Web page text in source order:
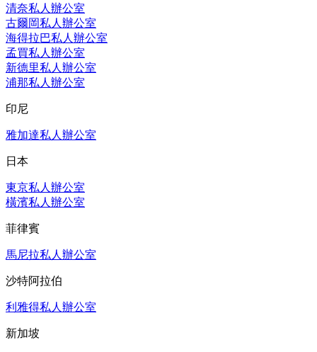
清奈私人辦公室
古爾岡私人辦公室
海得拉巴私人辦公室
孟買私人辦公室
新德里私人辦公室
浦那私人辦公室
印尼
雅加達私人辦公室
日本
東京私人辦公室
橫濱私人辦公室
菲律賓
馬尼拉私人辦公室
沙特阿拉伯
利雅得私人辦公室
新加坡